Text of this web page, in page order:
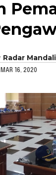
Radar
MAR 16, 2020